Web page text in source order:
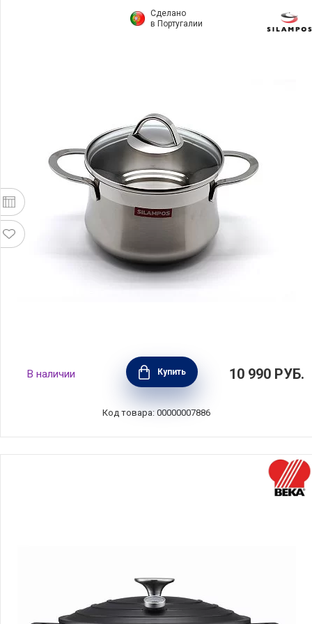
Сделано
в Португалии
Кастрюля Эмоция 2,2 л, 16 см, Silampos,
637123WA6616
В наличии Купить 10 990 РУБ.
Код товара: 00000007886